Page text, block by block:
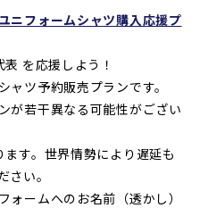
ニフォームシャツ購入応援プ
を応援しよう！
ャツ予約販売プランです。
が若干異なる可能性がござい
す。世界情勢により遅延も
い。
ームへのお名前（透かし）